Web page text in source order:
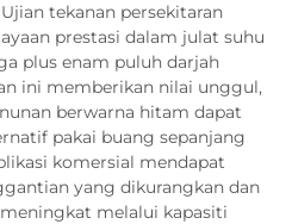
tekanan persekitaran
prestasi dalam julat suhu
plus enam puluh darjah
ini memberikan nilai unggul,
berwarna hitam dapat
pakai buang sepanjang
komersial mendapat
yang dikurangkan dan
melalui kapasiti